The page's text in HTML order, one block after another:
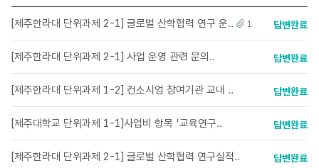
[제주한라대 단위과제 2-1] 글로벌 산학협력 연구 운.. 1 답변완료
[제주한라대 단위과제 2-1] 사업 운영 관련 문의.. 답변완료
[제주한라대 단위과제 1-2] 컨소시엄 참여기관 교내 .. 답변완료
[제주대학교 단위과제 1-1]사업비 항목 '교육연구.. 답변완료
[제주한라대 단위과제 2-1] 글로벌 산학협력 연구실적.. 답변완료